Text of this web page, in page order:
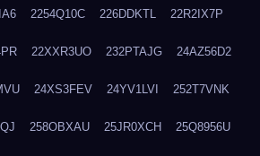
2254Q10C 226DDKTL 22R2IX7P
22XXR3UO 232PTAJG 24AZ56D2
24XS3FEV 24YV1LVI 252T7VNK
258OBXAU 25JR0XCH 25Q8956U